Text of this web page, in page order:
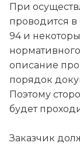
При
проводится в
94 и
описание
порядок
Поэтому
будет
Заказчик